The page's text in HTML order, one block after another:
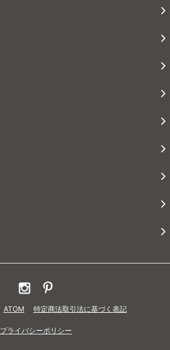
ATOM 特定商法取引法に基づく表記
プライバシーポリシー